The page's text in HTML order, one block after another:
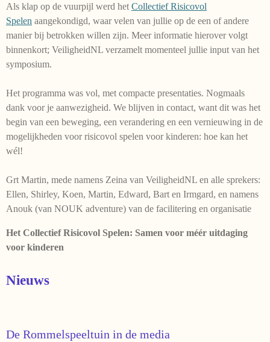
Als klap op de vuurpijl werd het Collectief Risicovol
Spelen aangekondigd, waar velen van jullie op de een of andere
manier bij betrokken willen zijn. Meer informatie hierover volgt
binnenkort; VeiligheidNL verzamelt momenteel jullie input van het
symposium.
Het programma was vol, met compacte presentaties. Nogmaals
dank voor je aanwezigheid. We blijven in contact, want dit was het
begin van een beweging, een verandering en een vernieuwing in de
mogelijkheden voor risicovol spelen voor kinderen: hoe kan het
wél!
Grt Martin, mede namens Zeina van VeiligheidNL en alle sprekers:
Ellen, Shirley, Koen, Martin, Edward, Bart en Irmgard, en namens
Anouk (van NOUK adventure) van de facilitering en organisatie
Het Collectief Risicovol Spelen: Samen voor méér uitdaging
voor kinderen
Nieuws
De Rommelspeeltuin in de media